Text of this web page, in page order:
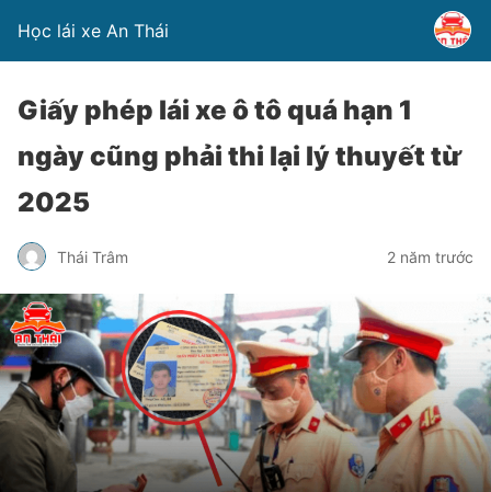
Học lái xe An Thái
Giấy phép lái xe ô tô quá hạn 1
ngày cũng phải thi lại lý thuyết từ
2025
Thái Trâm 2 năm trước